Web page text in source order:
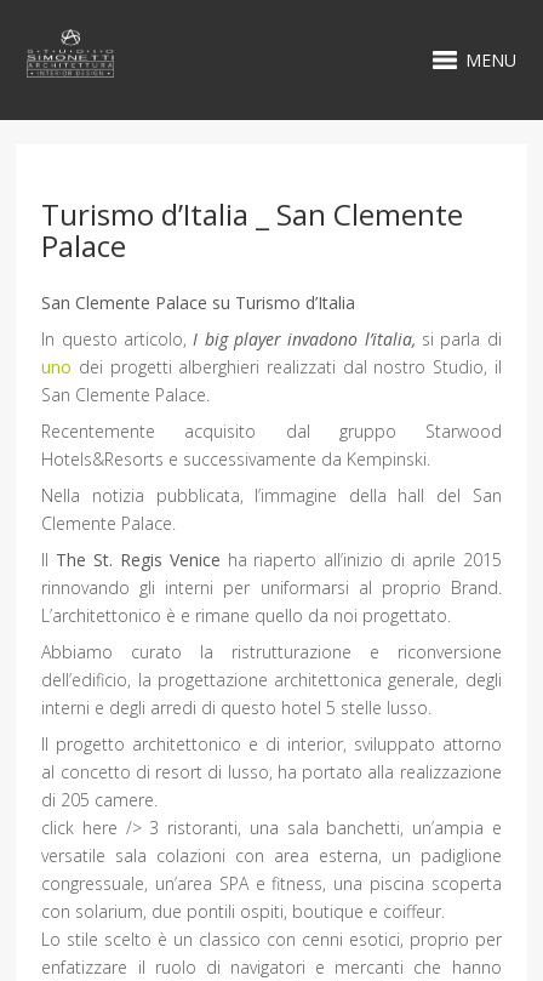
MENU
Turismo d’Italia _ San Clemente
Palace
San Clemente Palace su Turismo d’Italia
In questo articolo,I big player invadono l’italia, si parla di
uno dei progetti alberghieri realizzati dal nostro Studio, il
San Clemente Palace.
Recentemente acquisito dal gruppo Starwood
Hotels&Resorts e successivamente da Kempinski.
Nella notizia pubblicata, l’immagine della hall del San
Clemente Palace.
Il The St. Regis Venice ha riaperto all’inizio di aprile 2015
rinnovando gli interni per uniformarsi al proprio Brand.
L’architettonico è e rimane quello da noi progettato.
Abbiamo curato la ristrutturazione e riconversione
dell’edificio, la progettazione architettonica generale, degli
interni e degli arredi di questo hotel 5 stelle lusso.
Il progetto architettonico e di interior, sviluppato attorno
al concetto di resort di lusso, ha portato alla realizzazione
di 205 camere.
click here /> 3 ristoranti, una sala banchetti, un’ampia e
versatile sala colazioni con area esterna, un padiglione
congressuale, un’area SPA e fitness, una piscina scoperta
con solarium, due pontili ospiti, boutique e coiffeur.
Lo stile scelto è un classico con cenni esotici, proprio per
enfatizzare il ruolo di navigatori e mercanti che hanno